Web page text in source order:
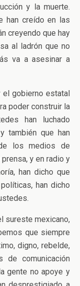
y la muerte.
han creído en las
creyendo que hay
al ladrón que no
va a asesinar a
el gobierno estatal
poder construir la
han luchado
también que han
los medios de
y en radio y
han dicho que
han dicho
sureste mexicano,
que siempre
digno, rebelde,
de comunicación
gente no apoye y